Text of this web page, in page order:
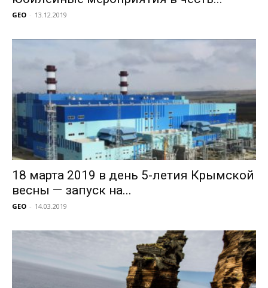
GEO - 13.12.2019
18 марта 2019 в день 5-летия Крымской
весны — запуск на...
GEO - 14.03.2019